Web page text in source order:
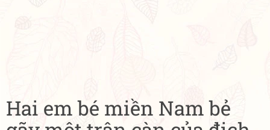
Hai em bé miền Nam bẻ